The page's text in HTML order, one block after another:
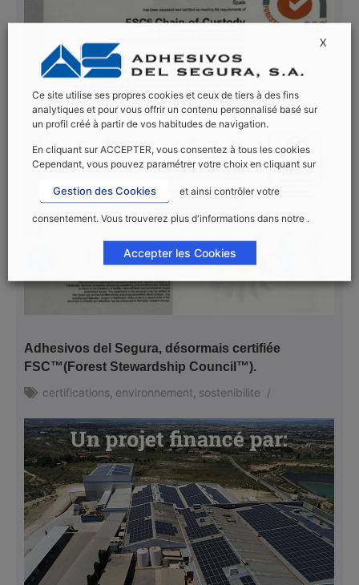
Adhesivos del Segura, désormais certifiée
FSC™(Forest Stewardship Council™).
certifications environnement sostenibilite /
X
Ce site utilise ses propres cookies et ceux de tiers à des fins
analytiques et pour vous offrir un contenu personnalisé basé sur
un profil créé à partir de vos habitudes de navigation.
En cliquant sur ACCEPTER, vous consentez à tous les cookies
Cependant, vous pouvez paramétrer votre choix en cliquant sur
Gestion des Cookies et ainsi contrôler votre
consentement. Vous trouverez plus d'informations dans notre .
Accepter les Cookies